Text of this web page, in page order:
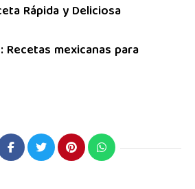
Rápida y Deliciosa
Recetas mexicanas para